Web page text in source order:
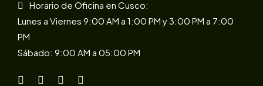
Horario de Oficina en Cusco:
Lunes a Viernes 9:00 AM a 1:00 PM y 3:00 PM a 7:00
PM
Sábado: 9:00 AM a 05:00 PM